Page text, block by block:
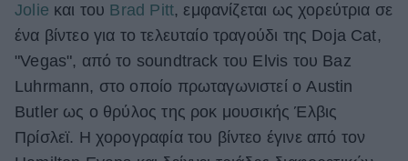
Χωρίς Ταμπέλες
Women's Forum
Jolie και του Brad Pitt, εμφανίζεται ως χορεύτρια σε
ένα βίντεο για το τελευταίο τραγούδι της Doja Cat,
"Vegas", από το soundtrack του Elvis του Baz
Luhrmann, στο οποίο πρωταγωνιστεί ο Austin
Butler ως ο θρύλος της ροκ μουσικής Έλβις
Πρίσλεϊ. Η χορογραφία του βίντεο έγινε από τον